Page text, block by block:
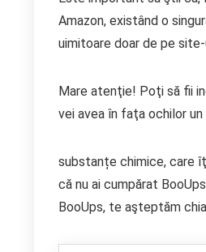
Amazon, existând o
uimitoare doar de pe
Mare atenţie! Poţi să fii
vei avea în faţa ochilor
substanțe chimice, care
că nu ai cumpărat
BooUps, te aşteptăm